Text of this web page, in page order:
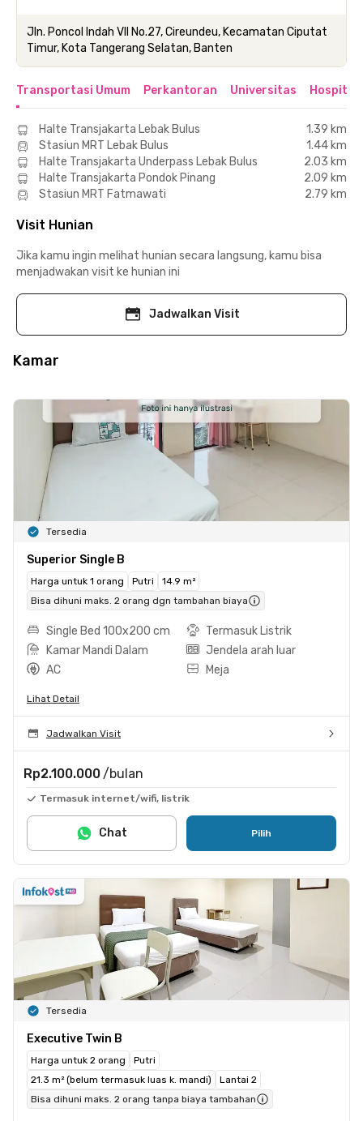
Jln. Poncol Indah VII No.27, Cireundeu, Kecamatan Ciputat
Timur, Kota Tangerang Selatan, Banten
Transportasi Umum Perkantoran Universitas Hospital
Halte Transjakarta Lebak Bulus
1.39 km
Stasiun MRT Lebak Bulus
1.44 km
Halte Transjakarta Underpass Lebak Bulus
2.03 km
Halte Transjakarta Pondok Pinang
2.09 km
Stasiun MRT Fatmawati
2.79 km
Visit Hunian
Jika kamu ingin melihat hunian secara langsung, kamu bisa
menjadwakan visit ke hunian ini
Jadwalkan Visit
Kamar
Tersedia
Superior Single B
Harga untuk 1 orang Putri
14.9 m²
Bisa dihuni maks. 2 orang dgn tambahan biaya
Single Bed 100x200 cm
Termasuk Listrik
Kamar Mandi Dalam
Jendela arah luar
AC
Meja
Lihat Detail
Jadwalkan Visit
Rp2.100.000 /bulan
Termasuk internet/wifi, listrik
Pilih
Chat
Tersedia
Executive Twin B
Harga untuk 2 orang
Putri
21.3 m² (belum termasuk luas k. mandi)
Lantai 2
Bisa dihuni maks. 2 orang tanpa biaya tambahan